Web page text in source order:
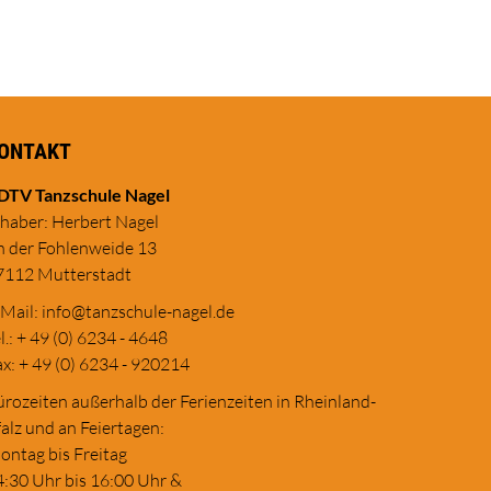
Tanzschule Nagel
Herbert Nagel
der Fohlenweide 13
Mutterstadt
info@tanzschule-nagel.de
+ 49 (0) 6234 - 4648
+ 49 (0) 6234 - 920214
außerhalb der Ferienzeiten in Rheinland-
und an Feiertagen:
bis Freitag
Uhr bis 16:00 Uhr &